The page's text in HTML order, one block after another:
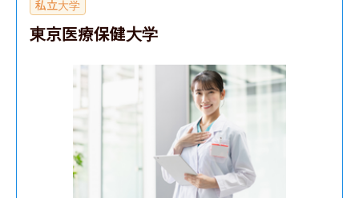
私立大学
東京医療保健大学